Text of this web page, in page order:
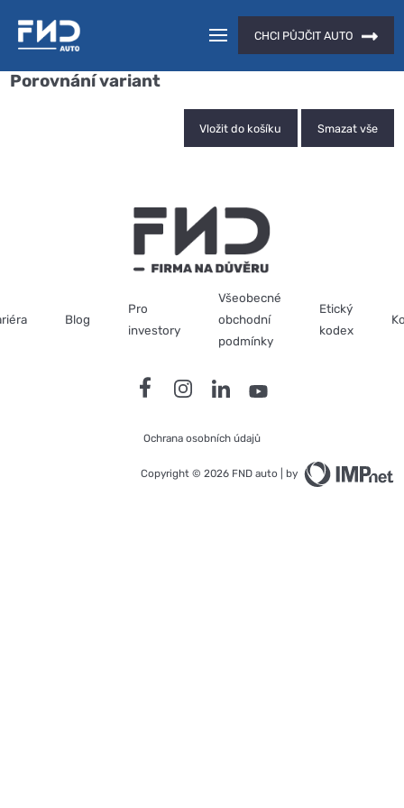
CHCI PŮJČIT AUTO
Porovnání variant
Vložit do košíku Smazat vše
Blog
Pro
investory
Všeobecné
obchodní
podmínky
Etický
kodex
Ochrana osobních údajů
Copyright © 2026 FND auto | by